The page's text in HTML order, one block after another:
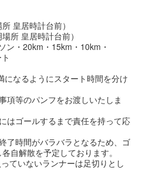
皇居時計台前）
所 皇居時計台前）
ン・20km・15km・10km・
なるようにスタート時間を分け
項等のパンフをお渡しいたしま
はゴールするまで責任を持って応
了時間がバラバラとなるため、ゴ
自解散を予定しております。
ていないランナーは足切りとし